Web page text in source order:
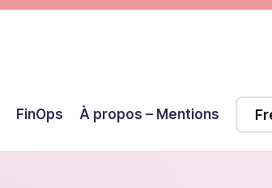
FinOps À propos – Mentions